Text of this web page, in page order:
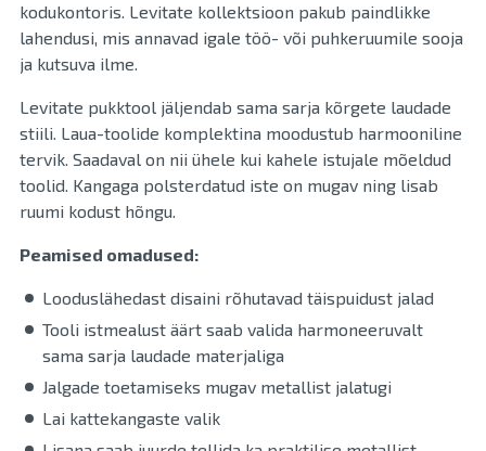
kodukontoris. Levitate kollektsioon pakub paindlikke
lahendusi, mis annavad igale töö- või puhkeruumile sooja
ja kutsuva ilme.
Levitate pukktool jäljendab sama sarja kõrgete laudade
stiili. Laua-toolide komplektina moodustub harmooniline
tervik. Saadaval on nii ühele kui kahele istujale mõeldud
toolid. Kangaga polsterdatud iste on mugav ning lisab
ruumi kodust hõngu.
Peamised omadused:
Looduslähedast disaini rõhutavad täispuidust jalad
Tooli istmealust äärt saab valida harmoneeruvalt
sama sarja laudade materjaliga
Jalgade toetamiseks mugav metallist jalatugi
Lai kattekangaste valik